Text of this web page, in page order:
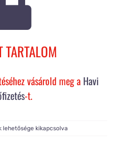
TARTALOM
vásárold meg a Havi
-t.
lehetősége kikapcsolva